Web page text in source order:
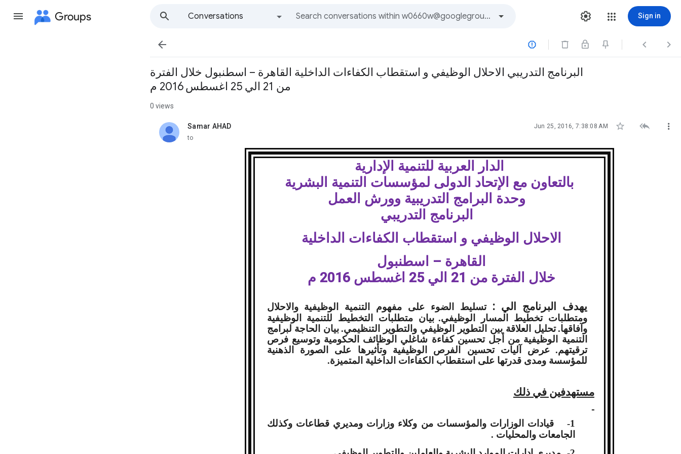
Groups
Conversations
Sign in
   
البرنامج التدريبي الاحلال الوظيفي و استقطاب الكفاءات الداخلية القاهرة – اسطنبول خلال الفترة
من 21 الي 25 اغسطس 2016 م
0 views
Samar AHAD
unread, Jun 25, 2016, 7:38:08 AM   
to
الدار العربية للتنمية الإدارية
بالتعاون مع الإتحاد الدولى لمؤسسات التنمية البشرية
وحدة البرامج التدريبية وورش العمل
البرنامج التدريبي
الاحلال الوظيفي و استقطاب الكفاءات الداخلية
القاهرة – اسطنبول
خلال الفترة من 21 الي 25 اغسطس 2016 م
يهدف البرنامج الي :تسليط الضوء على مفهوم التنمية الوظيفية والاحلال
ومتطلبات تخطيط المسار الوظيفي. بيان متطلبات التخطيط للتنمية الوظيفية
وآفاقها. تحليل العلاقة بين التطوير الوظيفي والتطوير التنظيمي. بيان الحاجة لبرامج
التنمية الوظيفية من أجل تحسين كفاءة شاغلي الوظائف الحكومية وتوسيع فرص
ترقيتهم. عرض آليات تحسين الفرص الوظيفية وتأثيرها على الصورة الذهنية
للمؤسسة ومدى قدرتها على استقطاب الكفاءات الداخلية المتميزة.
مستهدفين في ذلك
1-
قيادات الوزارات والمؤسسات من وكلاء وزارات ومديري قطاعات وكذلك
الجامعات والمحليات .